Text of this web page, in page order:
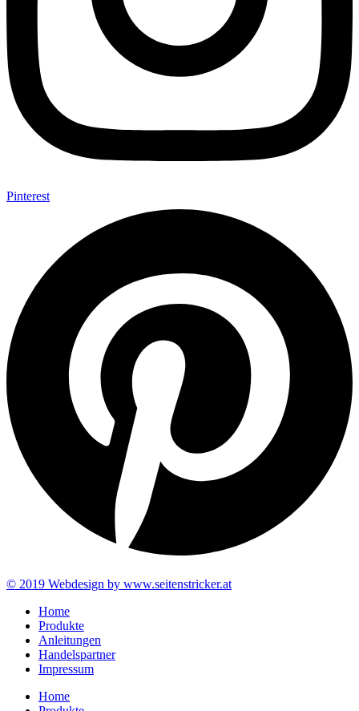
Pinterest
© 2019 Webdesign by www.seitenstricker.at
Home
Produkte
Anleitungen
Handelspartner
Impressum
Home